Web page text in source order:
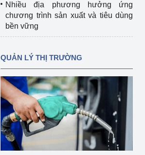
Nhiều địa phương hưởng ứng
chương trình sản xuất và tiêu dùng
bền vững
QUẢN LÝ THỊ TRƯỜNG